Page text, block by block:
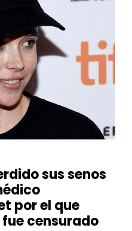
sus senos
por el que
censurado